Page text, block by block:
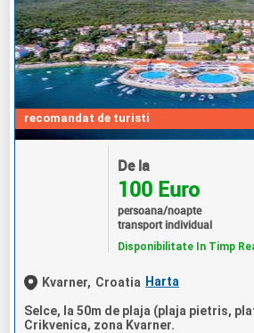
recomandat de turisti
De la
100 Euro
persoana/noapte
transport individual
Disponibilitate In Timp
Kvarner, Croatia Harta
Selce, la 50m de plaja (plaja pietris,
Crikvenica, zona Kvarner.